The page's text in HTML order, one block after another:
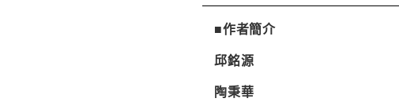
■作者簡介
邱銘源
陶秉華